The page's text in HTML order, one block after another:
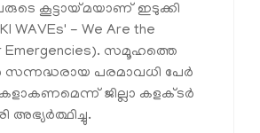
കൂട്ടായ്മയാണ് ഇടുക്കി
WAVEs' - We Are the
Emergencies). സമൂഹത്തെ
പരമാവധി പേര്‍
ജില്ലാ കളക്ടര്‍
അഭ്യര്‍ത്ഥിച്ചു.